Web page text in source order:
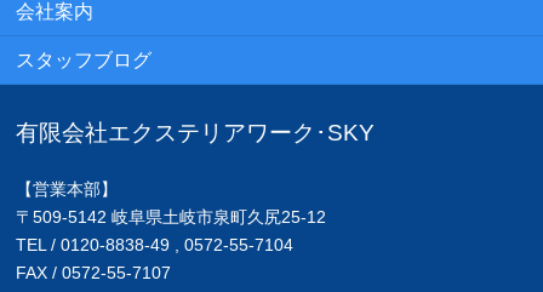
会社案内
スタッフブログ
有限会社エクステリアワーク･SKY
【営業本部】
〒509-5142 岐阜県土岐市泉町久尻25-12
TEL / 0120-8838-49 , 0572-55-7104
FAX / 0572-55-7107